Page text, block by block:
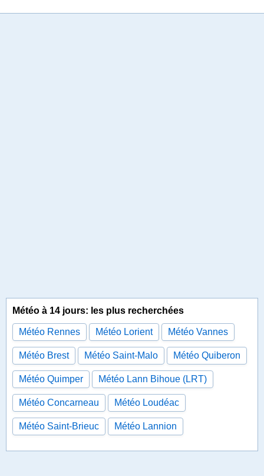
Météo à 14 jours: les plus recherchées
Météo Rennes Météo Lorient Météo Vannes
Météo Brest Météo Saint-Malo Météo Quiberon
Météo Quimper Météo Lann Bihoue (LRT)
Météo Concarneau Météo Loudéac
Météo Saint-Brieuc Météo Lannion